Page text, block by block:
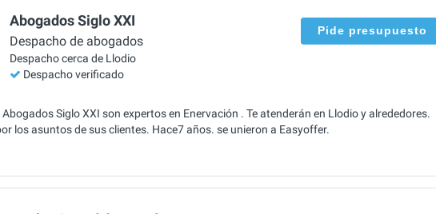
Abogados Siglo XXI
Despacho de abogados
Despacho cerca de Llodio
Despacho verificado
Pide presupuesto
Siglo XXI son expertos en Enervación . Te atenderán en Llodio y alrededores.
los asuntos de sus clientes. Hace7 años. se unieron a Easyoffer.